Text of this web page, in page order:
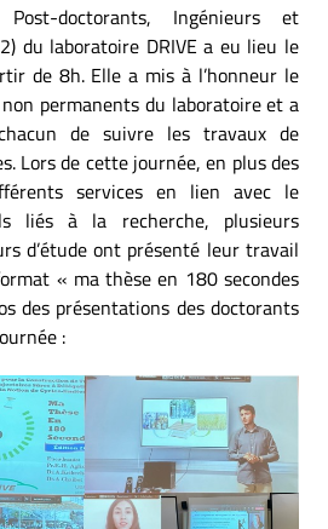
doctorants, Ingénieurs et
du laboratoire DRIVE a eu lieu le
de 8h. Elle a mis à l’honneur le
permanents du laboratoire et a
de suivre les travaux de
Lors de cette journée, en plus des
services en lien avec le
liés à la recherche, plusieurs
d’étude ont présenté leur travail
« ma thèse en 180 secondes
des présentations des doctorants
: